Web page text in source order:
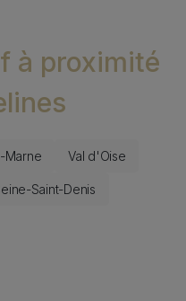
à proximité
Marne Val d'Oise
Saint-Denis